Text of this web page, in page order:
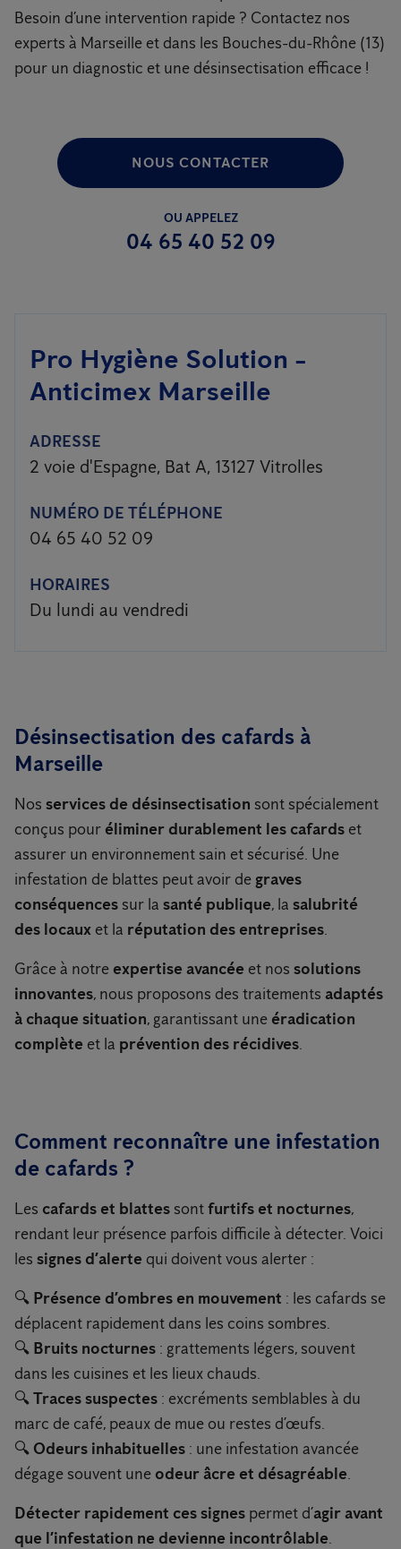
Besoin d’une intervention rapide ? Contactez nos
experts à Marseille et dans les Bouches-du-Rhône (13)
pour un diagnostic et une désinsectisation efficace !
NOUS CONTACTER
OU APPELEZ
04 65 40 52 09
Pro Hygiène Solution -
Anticimex Marseille
ADRESSE
2 voie d'Espagne, Bat A, 13127 Vitrolles
NUMÉRO DE TÉLÉPHONE
04 65 40 52 09
HORAIRES
Du lundi au vendredi
Désinsectisation des cafards à
Marseille
Nos services de désinsectisation sont spécialement
conçus pour éliminer durablement les cafards et
assurer un environnement sain et sécurisé. Une
infestation de blattes peut avoir de graves
conséquences sur la santé publique, la salubrité
des locaux et la réputation des entreprises.
Grâce à notre expertise avancée et nos solutions
innovantes, nous proposons des traitements adaptés
à chaque situation, garantissant une éradication
complète et la prévention des récidives.
Comment reconnaître une infestation
de cafards ?
Les cafards et blattes sontfurtifs et nocturnes,
rendant leur présence parfois difficile à détecter. Voici
les signes d’alerte qui doivent vous alerter :
🔍 Présence d’ombres en mouvement : les cafards se
déplacent rapidement dans les coins sombres.
🔍 Bruits nocturnes : grattements légers, souvent
dans les cuisines et les lieux chauds.
🔍Traces suspectes : excréments semblables à du
marc de café, peaux de mue ou restes d’œufs.
🔍 Odeurs inhabituelles : une infestation avancée
dégage souvent une odeur âcre et désagréable.
Détecter rapidement ces signes permet d’agir avant
que l’infestation ne devienne incontrôlable.